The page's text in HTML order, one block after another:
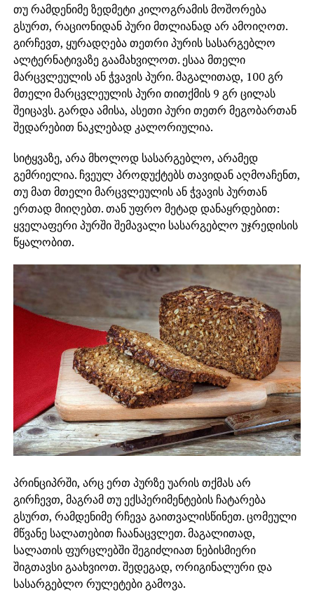
თუ რამდენიმე ზედმეტი კილოგრამის მოშორება
გსურთ, რაციონიდან პური მთლიანად არ ამოიღოთ.
გირჩევთ, ყურადღება თეთრი პურის სასარგებლო
ალტერნატივაზე გაამახვილოთ. ესაა მთელი
მარცვლეულის ან ჭვავის პური. მაგალითად, 100 გრ
მთელი მარცვლეულის პური თითქმის 9 გრ ცილას
შეიცავს. გარდა ამისა, ასეთი პური თეთრ მეგობართან
შედარებით ნაკლებად კალორიულია.
სიტყვაზე, არა მხოლოდ სასარგებლო, არამედ
გემრიელია. ჩვეულ პროდუქტებს თავიდან აღმოაჩენთ,
თუ მათ მთელი მარცვლეულის ან ჭვავის პურთან
ერთად მიიღებთ. თან უფრო მეტად დანაყრდებით:
ყველაფერი პურში შემავალი სასარგებლო უჯრედისის
წყალობით.
პრინციპრში, არც ერთ პურზე უარის თქმას არ
გირჩევთ, მაგრამ თუ ექსპერიმენტების ჩატარება
გსურთ, რამდენიმე რჩევა გაითვალისწინეთ. ცომეული
მწვანე სალათებით ჩაანაცვლეთ. მაგალითად,
სალათის ფურცლებში შეგიძლიათ ნებისმიერი
შიგთავსი გაახვიოთ. შედეგად, ორიგინალური და
სასარგებლო რულეტები გამოვა.